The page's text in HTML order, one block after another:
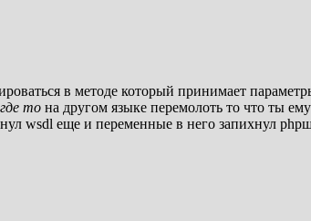
в методе который принимает
то на другом языке перемолоть то что ты
wsdl еще и переменные в него запихнул